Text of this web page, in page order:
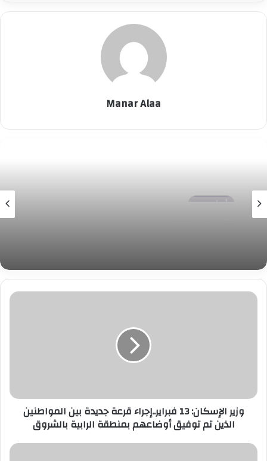
Manar Alaa
وزير
الذين
بمنطقة
وزير الإسكان: 13 فبراير..إجراء قرعة جديدة بين المواطنين
الذين تم توفيق أوضاعهم بمنطقة الرابية بالشروق
وزير